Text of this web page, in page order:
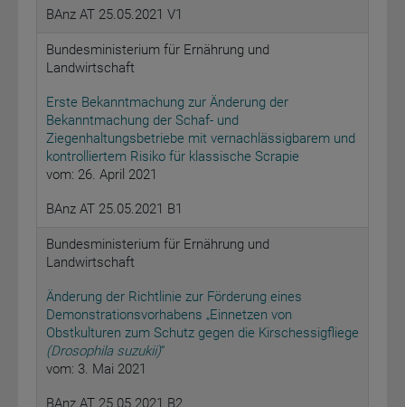
BAnz AT 25.05.2021 V1
Bundesministerium für Ernährung und
Landwirtschaft
Erste Bekanntmachung zur Änderung der
Bekanntmachung der Schaf- und
Ziegenhaltungsbetriebe mit vernachlässigbarem und
kontrolliertem Risiko für klassische Scrapie
vom: 26. April 2021
BAnz AT 25.05.2021 B1
Bundesministerium für Ernährung und
Landwirtschaft
Änderung der Richtlinie zur Förderung eines
Demonstrationsvorhabens „Einnetzen von
Obstkulturen zum Schutz gegen die Kirschessigfliege
(Drosophila suzukii)“
vom: 3. Mai 2021
BAnz AT 25.05.2021 B2